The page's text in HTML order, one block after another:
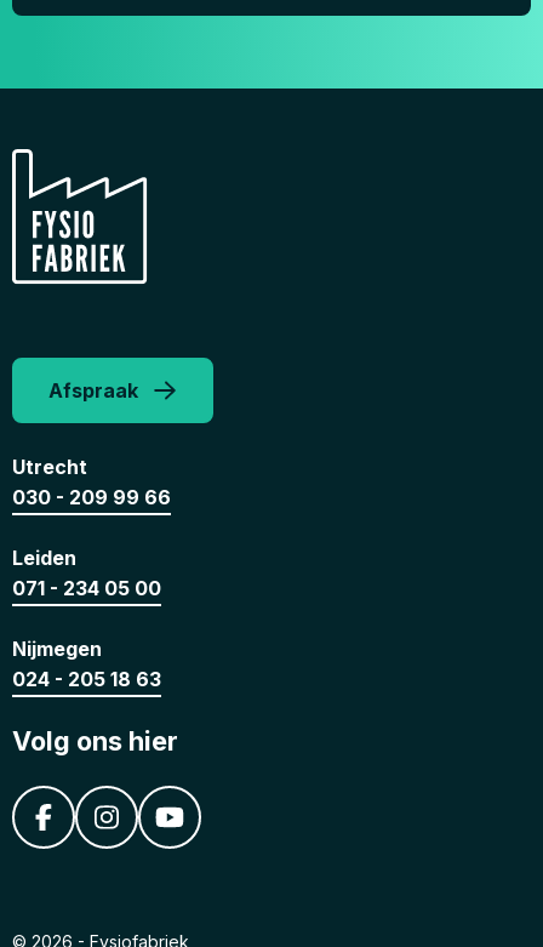
Afspraak
Utrecht
030 - 209 99 66
Leiden
071 - 234 05 00
Nijmegen
024 - 205 18 63
Volg ons hier
© 2026 - Fysiofabriek